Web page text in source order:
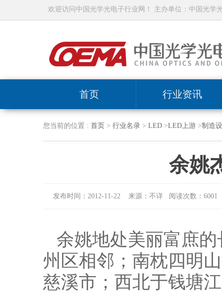
欢迎访问中国光学光电子行业网！ 主办单位：中国光学
首页 行业资讯
您当前的位置 : 首页 > 行业名录> LED>LED上游>制造
余姚
发布时间：2012-11-22 来源：不详 阅读次数：6001
余姚地处美丽富庶的
州区相邻；南枕四明
慈溪市；西北于钱塘